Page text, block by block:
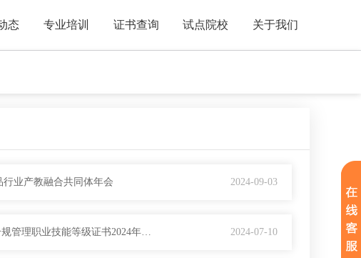
态 专业培训 证书查询 试点院校 关于我们
2024-09-03
行业产教融合共同体年会
2024-07-10
【培训通知】关于举办食品安全类专业课程建设能力提升培训暨1+X食品合规管理职业技能等级证书2024年第二期高级师资暨考评员培训的通知